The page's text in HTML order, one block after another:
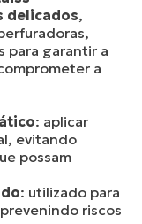
delicados,
para garantir a
a
: aplicar
evitando
possam
: utilizado para
riscos